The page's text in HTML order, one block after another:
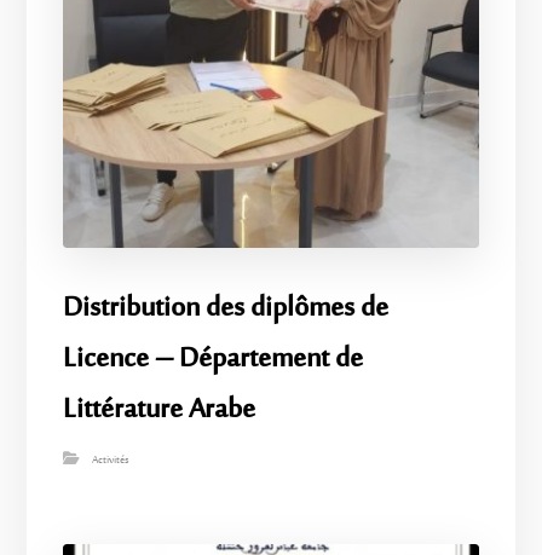
​Distribution des diplômes de
Licence – Département de
Littérature Arabe
Activités